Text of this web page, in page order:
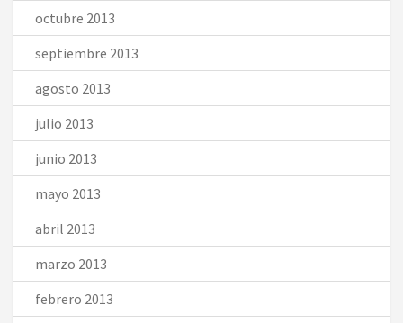
octubre 2013
septiembre 2013
agosto 2013
julio 2013
junio 2013
mayo 2013
abril 2013
marzo 2013
febrero 2013